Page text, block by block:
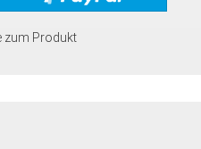
zum Produkt